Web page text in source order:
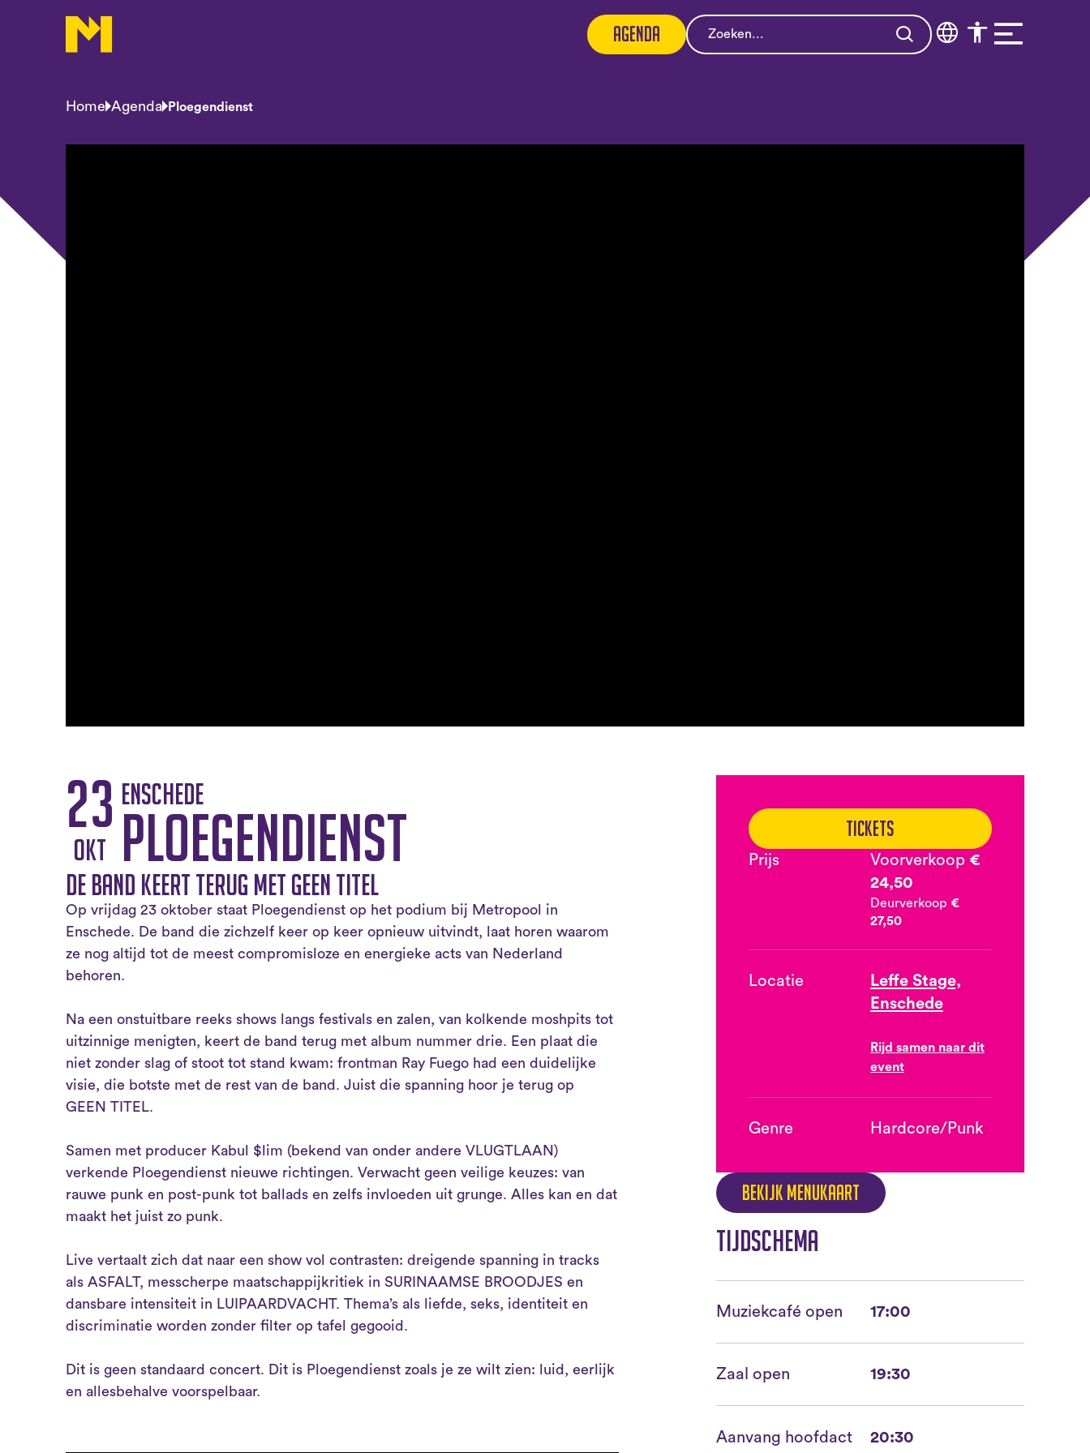
Agenda
Home Agenda Ploegendienst
23
okt
Enschede
Ploegendienst
De band keert terug met GEEN TITEL
Op vrijdag 23 oktober staat Ploegendienst op het podium bij Metropool in
Enschede. De band die zichzelf keer op keer opnieuw uitvindt, laat horen waarom
ze nog altijd tot de meest compromisloze en energieke acts van Nederland
behoren.
Na een onstuitbare reeks shows langs festivals en zalen, van kolkende moshpits tot
uitzinnige menigten, keert de band terug met album nummer drie. Een plaat die
niet zonder slag of stoot tot stand kwam: frontman Ray Fuego had een duidelijke
visie, die botste met de rest van de band. Juist die spanning hoor je terug op
GEEN TITEL.
Samen met producer Kabul $lim (bekend van onder andere VLUGTLAAN)
verkende Ploegendienst nieuwe richtingen. Verwacht geen veilige keuzes: van
rauwe punk en post-punk tot ballads en zelfs invloeden uit grunge. Alles kan en dat
maakt het juist zo punk.
Live vertaalt zich dat naar een show vol contrasten: dreigende spanning in tracks
als ASFALT, messcherpe maatschappijkritiek in SURINAAMSE BROODJES en
dansbare intensiteit in LUIPAARDVACHT. Thema’s als liefde, seks, identiteit en
discriminatie worden zonder filter op tafel gegooid.
Dit is geen standaard concert. Dit is Ploegendienst zoals je ze wilt zien: luid, eerlijk
en allesbehalve voorspelbaar.
Tickets
Prijs Voorverkoop €
24,50
Deurverkoop €
27,50
Locatie
Leffe Stage,
Enschede
Rijd samen naar dit
event
Genre Hardcore/Punk
Bekijk menukaart
Tijdschema
Muziekcafé open 17:00
Zaal open 19:30
Aanvang hoofdact 20:30